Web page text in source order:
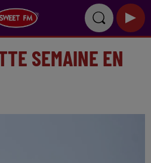
SEMAINE EN